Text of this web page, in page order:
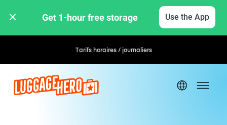
Get 1-hour free storage Use the App
Tarifs horaires / journaliers